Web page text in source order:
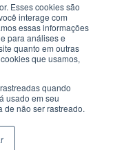
Esses cookies são
interage com
essas informações
para análises e
quanto em outras
que usamos,
quando
usado em seu
de não ser rastreado.